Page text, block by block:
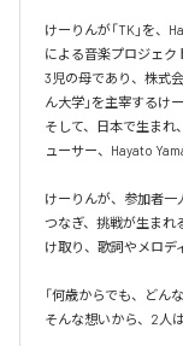
けーりんが「TK」を、
による音楽プロジェク
3児の母であり、株式
ん大学」を主宰するけー
そして、日本で生まれ
ューサー、Hayato
けーりんが、参加者一
つなぎ、挑戦が生まれ
け取り、歌詞やメロデ
「何歳からでも、どん
そんな想いから、2人